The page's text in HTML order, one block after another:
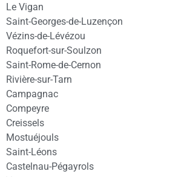
Le Vigan
Saint-Georges-de-Luzençon
Vézins-de-Lévézou
Roquefort-sur-Soulzon
Saint-Rome-de-Cernon
Rivière-sur-Tarn
Campagnac
Compeyre
Creissels
Mostuéjouls
Saint-Léons
Castelnau-Pégayrols